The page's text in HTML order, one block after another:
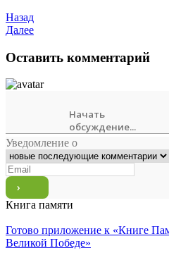
Назад
Далее
Оставить комментарий
Уведомление о
Книга памяти
Готово приложение к «Книге
Великой Победе»